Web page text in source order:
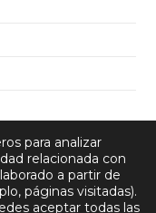
para analizar
relacionada con
a partir de
páginas visitadas).
aceptar todas las